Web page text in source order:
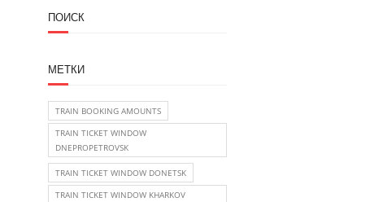
ПОИСК
МЕТКИ
TRAIN BOOKING AMOUNTS
TRAIN TICKET WINDOW
DNEPROPETROVSK
TRAIN TICKET WINDOW DONETSK
TRAIN TICKET WINDOW KHARKOV